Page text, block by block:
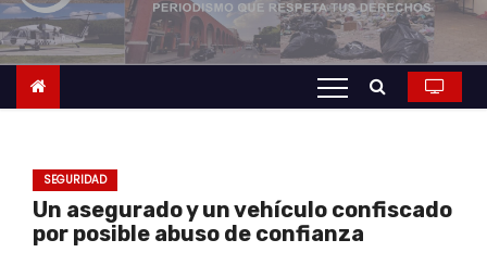
c
o
t
SEGURIDAD
Un asegurado y un vehículo confiscado
por posible abuso de confianza